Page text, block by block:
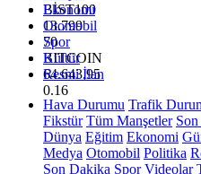
BİST100
13.799
70
BITCOIN
64.643,95
0.16
Ekonomi
Otomobil
Spor
Kültür
Resmi İlan
Hava Durumu Trafik
Fikstür Tüm Manşetler
Dünya Eğitim Ekonomi
Medya Otomobil Politika
Son Dakika Spor Videolar